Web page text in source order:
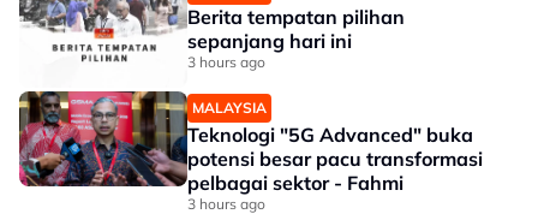
Berita tempatan pilihan
sepanjang hari ini
3 hours ago
MALAYSIA
Teknologi "5G Advanced" buka
potensi besar pacu transformasi
pelbagai sektor - Fahmi
3 hours ago